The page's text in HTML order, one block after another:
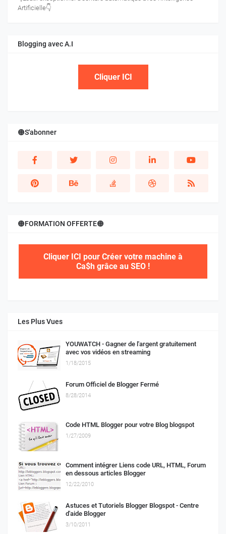
Artificielle👇
Blogging avec A.I
Cliquer ICI
🟠S'abonner
🟠FORMATION OFFERTE🟠
Cliquer ICI pour Créer votre machine à
Ca$h grâce au SEO !
Les Plus Vues
YOUWATCH - Gagner de l'argent gratuitement
avec vos vidéos en streaming
1/18/2015
Forum Officiel de Blogger Fermé
8/28/2014
Code HTML Blogger pour votre Blog blogspot
1/27/2009
Comment intégrer Liens code URL, HTML, Forum
en dessous articles Blogger
12/22/2010
Astuces et Tutoriels Blogger Blogspot - Centre
d'aide Blogger
3/10/2011